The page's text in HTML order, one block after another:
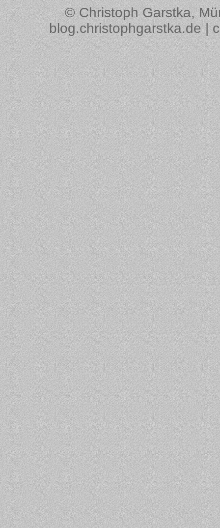
© Christoph Garstka,
blog.christophgarstka.de |